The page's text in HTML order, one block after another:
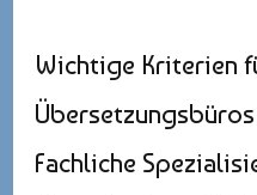
Wichtige Kriterien
Übersetzungsbüros
Fachliche